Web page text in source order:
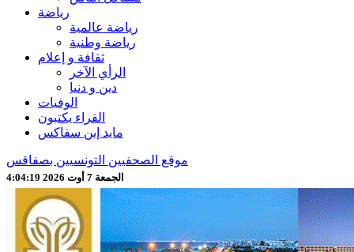
رياضة
رياضة عالمية
رياضة وطنية
ثقافة و إعلام
الرأي الآخر
دين و دنيا
الوفيات
القراء يكتبون
مايد إين سفاكس
موقع الصحفيين التونسيين بصفاقس
الجمعة 7 أوت 2026 4:04:21